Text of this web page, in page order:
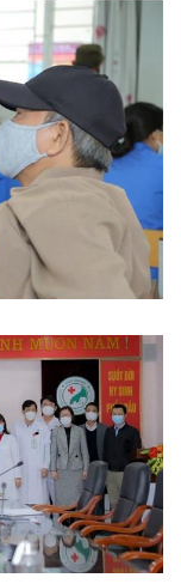
Phòng chống dịch bệnh